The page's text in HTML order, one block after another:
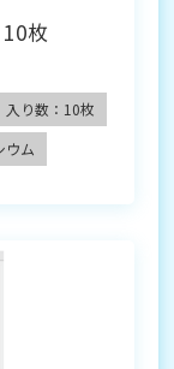
枚
入り数：10枚
ウム